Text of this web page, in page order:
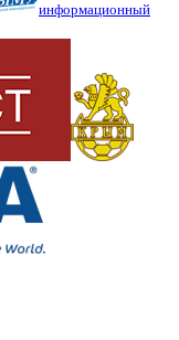
информационный